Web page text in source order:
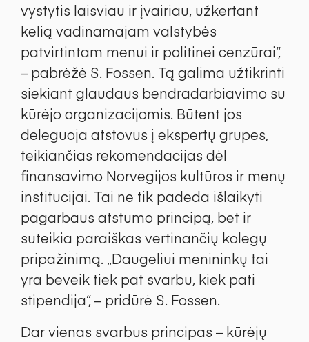
vystytis laisviau ir įvairiau, užkertant
kelią vadinamajam valstybės
patvirtintam menui ir politinei cenzūrai“,
– pabrėžė S. Fossen. Tą galima užtikrinti
siekiant glaudaus bendradarbiavimo su
kūrėjo organizacijomis. Būtent jos
deleguoja atstovus į ekspertų grupes,
teikiančias rekomendacijas dėl
finansavimo Norvegijos kultūros ir menų
institucijai. Tai ne tik padeda išlaikyti
pagarbaus atstumo principą, bet ir
suteikia paraiškas vertinančių kolegų
pripažinimą. „Daugeliui menininkų tai
yra beveik tiek pat svarbu, kiek pati
stipendija“, – pridūrė S. Fossen.
Dar vienas svarbus principas – kūrėjų